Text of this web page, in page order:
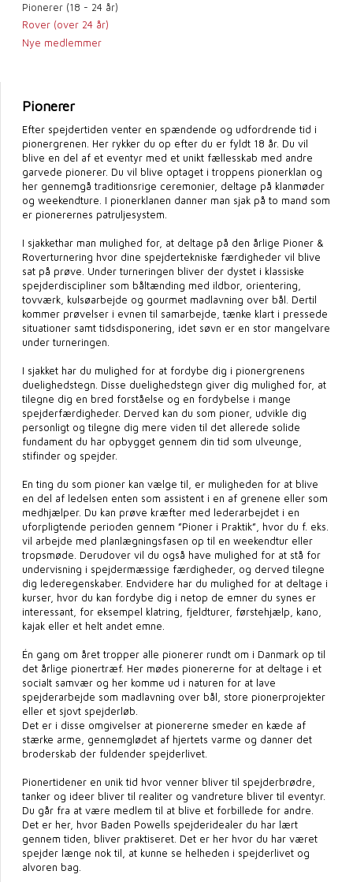
Pionerer (18 - 24 år)
Rover (over 24 år)
Nye medlemmer
Pionerer
Efter spejdertiden venter en spændende og udfordrende tid i
pionergrenen. Her rykker du op efter du er fyldt 18 år. Du vil
blive en del af et eventyr med et unikt fællesskab med andre
garvede pionerer. Du vil blive optaget i troppens pionerklan og
her gennemgå traditionsrige ceremonier, deltage på klanmøder
og weekendture. I pionerklanen danner man sjak på to mand som
er pionerernes patruljesystem.
I sjakkethar man mulighed for, at deltage på den årlige Pioner &
Roverturnering hvor dine spejdertekniske færdigheder vil blive
sat på prøve. Under turneringen bliver der dystet i klassiske
spejderdiscipliner som båltænding med ildbor, orientering,
tovværk, kulsøarbejde og gourmet madlavning over bål. Dertil
kommer prøvelser i evnen til samarbejde, tænke klart i pressede
situationer samt tidsdisponering, idet søvn er en stor mangelvare
under turneringen.
I sjakket har du mulighed for at fordybe dig i pionergrenens
duelighedstegn. Disse duelighedstegn giver dig mulighed for, at
tilegne dig en bred forståelse og en fordybelse i mange
spejderfærdigheder. Derved kan du som pioner, udvikle dig
personligt og tilegne dig mere viden til det allerede solide
fundament du har opbygget gennem din tid som ulveunge,
stifinder og spejder.
En ting du som pioner kan vælge til, er muligheden for at blive
en del af ledelsen enten som assistent i en af grenene eller som
medhjælper. Du kan prøve kræfter med lederarbejdet i en
uforpligtende perioden gennem ”Pioner i Praktik”, hvor du f. eks.
vil arbejde med planlægningsfasen op til en weekendtur eller
tropsmøde. Derudover vil du også have mulighed for at stå for
undervisning i spejdermæssige færdigheder, og derved tilegne
dig lederegenskaber. Endvidere har du mulighed for at deltage i
kurser, hvor du kan fordybe dig i netop de emner du synes er
interessant, for eksempel klatring, fjeldturer, førstehjælp, kano,
kajak eller et helt andet emne.
Én gang om året tropper alle pionerer rundt om i Danmark op til
det årlige pionertræf. Her mødes pionererne for at deltage i et
socialt samvær og her komme ud i naturen for at lave
spejderarbejde som madlavning over bål, store pionerprojekter
eller et sjovt spejderløb.
Det er i disse omgivelser at pionererne smeder en kæde af
stærke arme, gennemglødet af hjertets varme og danner det
broderskab der fuldender spejderlivet.
Pionertidener en unik tid hvor venner bliver til spejderbrødre,
tanker og ideer bliver til realiter og vandreture bliver til eventyr.
Du går fra at være medlem til at blive et forbillede for andre.
Det er her, hvor Baden Powells spejderidealer du har lært
gennem tiden, bliver praktiseret. Det er her hvor du har været
spejder længe nok til, at kunne se helheden i spejderlivet og
alvoren bag.